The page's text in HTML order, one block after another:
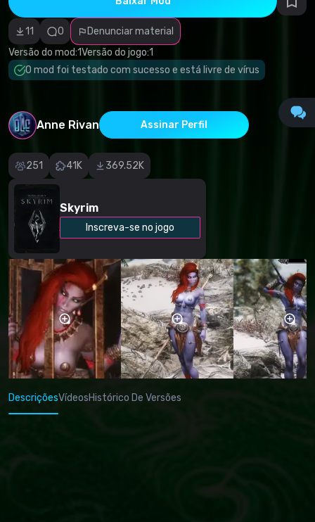
11 0
Denunciar material
Versão do mod:1Versão do jogo:1
O mod foi testado com sucesso e está livre de vírus
Anne Rivan Assinar Perfil
251 41K 369.52K
Skyrim
Inscreva-se no jogo
incorreta
Software
malicioso/vírus
Conteúdo não
funcional
Descrição
DescriçõesVídeosHistórico De Versões